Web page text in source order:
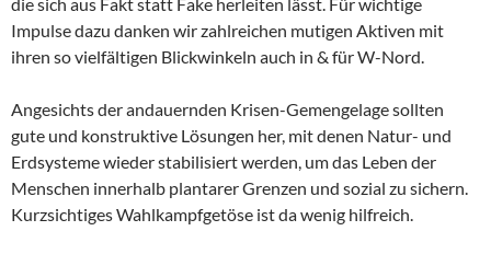
Impulse dazu danken wir zahlreichen mutigen Aktiven mit
ihren so vielfältigen Blickwinkeln auch in & für W-Nord.
Angesichts der andauernden Krisen-Gemengelage sollten
gute und konstruktive Lösungen her, mit denen Natur- und
Erdsysteme wieder stabilisiert werden, um das Leben der
Menschen innerhalb plantarer Grenzen und sozial zu sichern.
Kurzsichtiges Wahlkampfgetöse ist da wenig hilfreich.